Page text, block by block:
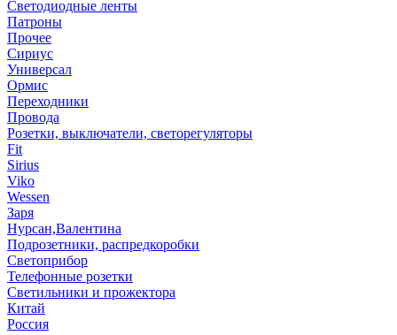
Светодиодные ленты
Патроны
Прочее
Сириус
Универсал
Ормис
Переходники
Провода
Розетки, выключатели, светорегуляторы
Fit
Sirius
Viko
Wessen
Заря
Нурсан,Валентина
Подрозетники, распредкоробки
Светоприбор
Телефонные розетки
Светильники и прожектора
Китай
Россия